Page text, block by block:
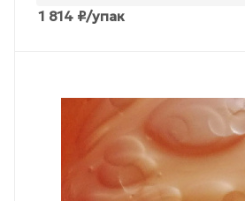
1 814 ₽/упак